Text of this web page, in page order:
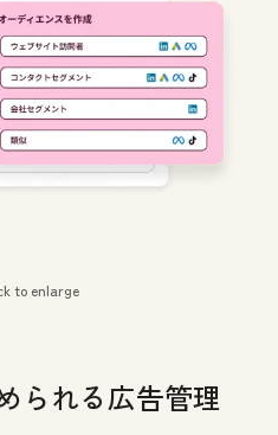
to enlarge
られる広告管理